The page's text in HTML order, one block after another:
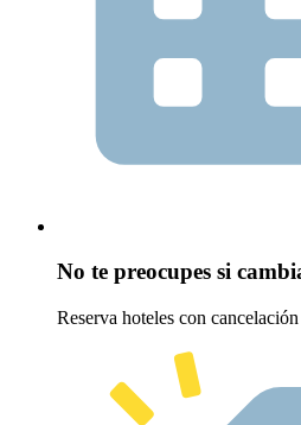
No te preocupes si
Reserva hoteles con